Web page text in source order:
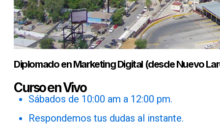
Diplomado en Marketing Digital (desde Nuevo
Curso en Vivo
Sábados de 10:00 am a 12:00 pm.
Respondemos tus dudas al instante.